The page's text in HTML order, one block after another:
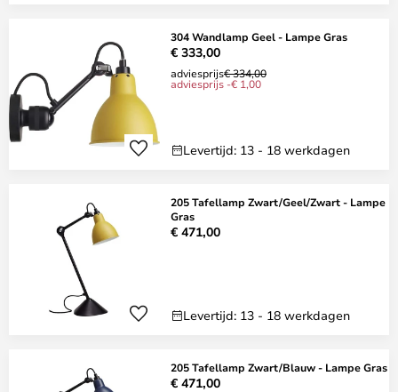
304 Wandlamp Geel - Lampe Gras
€ 333,00
adviesprijs€ 334,00
adviesprijs -€ 1,00
Levertijd: 13 - 18 werkdagen
205 Tafellamp Zwart/Geel/Zwart - Lampe
Gras
€ 471,00
Levertijd: 13 - 18 werkdagen
205 Tafellamp Zwart/Blauw - Lampe Gras
€ 471,00